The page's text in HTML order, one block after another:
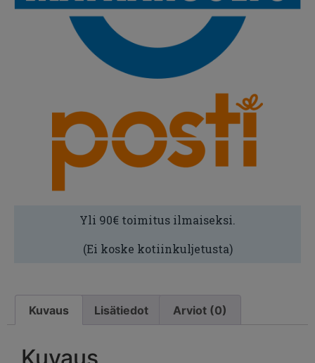
Yli 90€ toimitus ilmaiseksi.
(Ei koske kotiinkuljetusta)
Kuvaus Lisätiedot Arviot (0)